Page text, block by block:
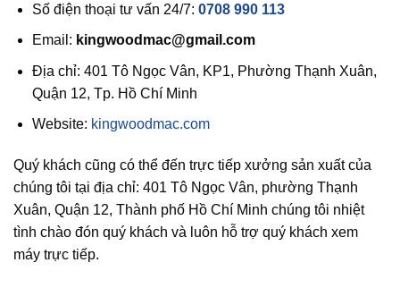
Số điện thoại tư vấn 24/7: 0708 990 113
Email: kingwoodmac@gmail.com
Địa chỉ: 401 Tô Ngọc Vân, KP1, Phường Thạnh Xuân,
Quận 12, Tp. Hồ Chí Minh
Website: kingwoodmac.com
Quý khách cũng có thể đến trực tiếp xưởng sản xuất của
chúng tôi tại địa chỉ: 401 Tô Ngọc Vân, phường Thạnh
Xuân, Quận 12, Thành phố Hồ Chí Minh chúng tôi nhiệt
tình chào đón quý khách và luôn hỗ trợ quý khách xem
máy trực tiếp.